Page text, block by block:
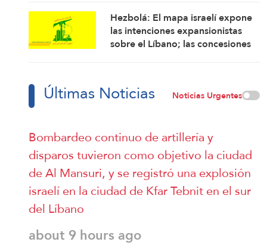
Hezbolá: El mapa israelí expone
las intenciones expansionistas
sobre el Líbano; las concesiones
Últimas Noticias Noticias Urgentes
Bombardeo continuo de artillería y
disparos tuvieron como objetivo la ciudad
de Al Mansuri, y se registró una explosión
israelí en la ciudad de Kfar Tebnit en el sur
del Líbano
about 9 hours ago